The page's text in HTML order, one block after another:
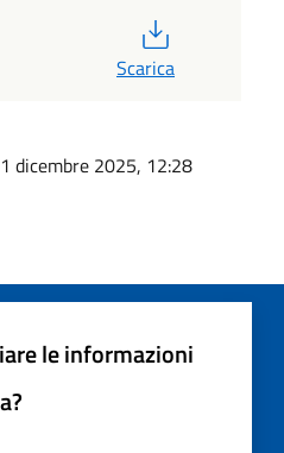
Scarica
dicembre 2025, 12:28
le informazioni